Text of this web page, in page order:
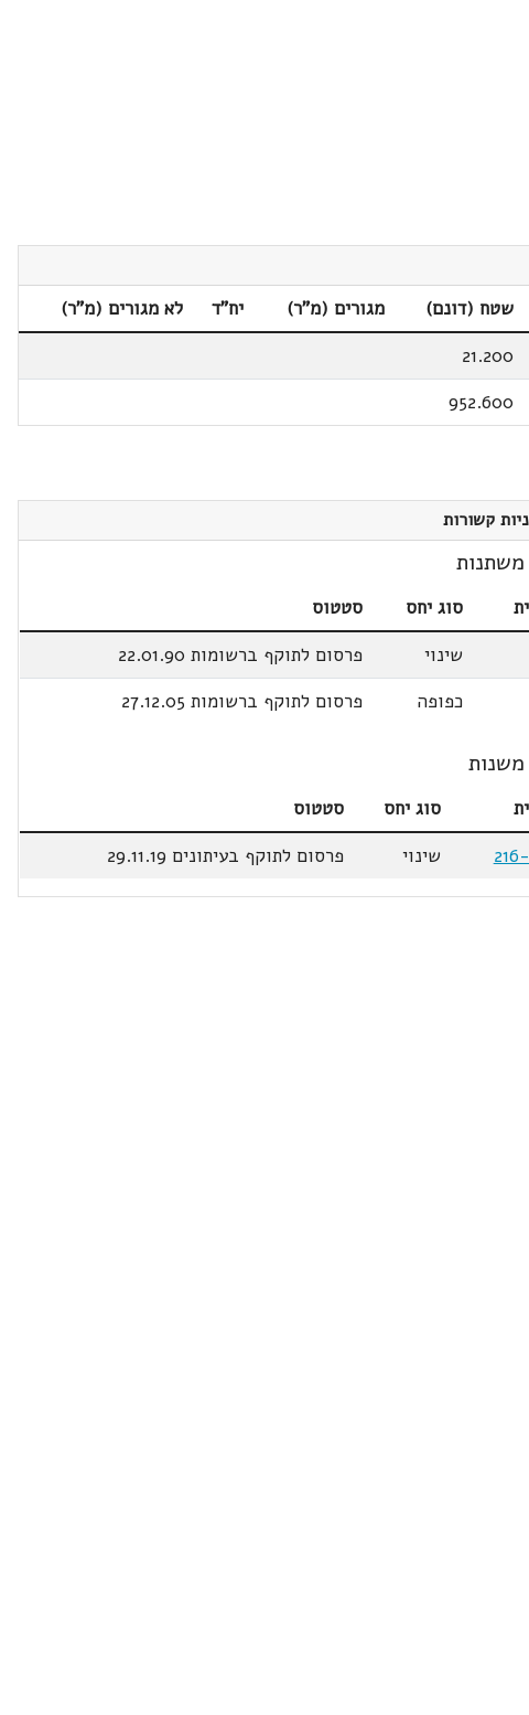
שטח (דונם) מגורים (מ"ר) יח"ד
לא מגורים (מ"ר)
21.200
952.600
קשורות
משתנות
סוג יחס
סטטוס
שינוי
פרסום לתוקף ברשומות 22.01.90
כפופה פרסום לתוקף ברשומות 27.12.05
משנות
סוג יחס
סטטוס
שינוי פרסום לתוקף בעיתונים 29.11.19